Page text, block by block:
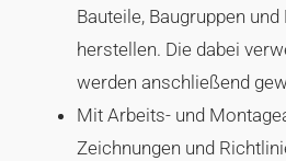
Bauteile, Baugruppen
herstellen. Die dabei
werden anschließend
Mit Arbeits- und
Zeichnungen und